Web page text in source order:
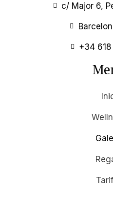
c/ Major 6,
+34